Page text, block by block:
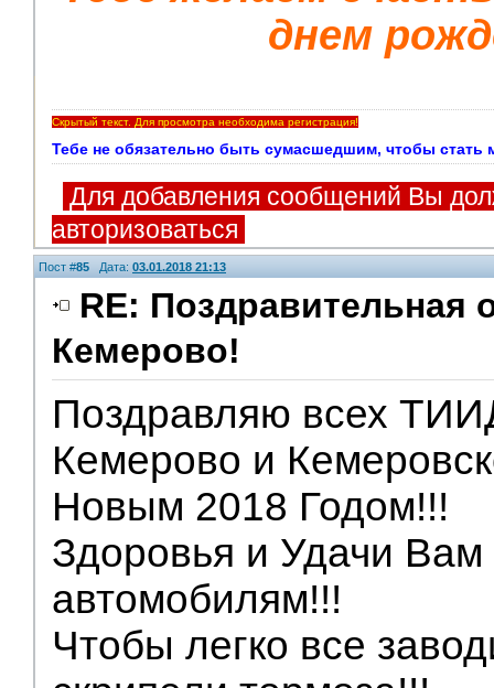
днем
Скрытый текст. Для просмотра необходима регистрация!
Тебе не обязательно быть сумасшедшим, чтобы стать
Для добавления сообщений Вы
авторизоваться
Пост #85 Дата: 03.01.2018 21:13
RE: Поздравительная
Кемерово!
Поздравляю всех
Кемерово и
Новым 2018 Годом!!!
Здоровья и Удачи
автомобилям!!!
Чтобы легко все